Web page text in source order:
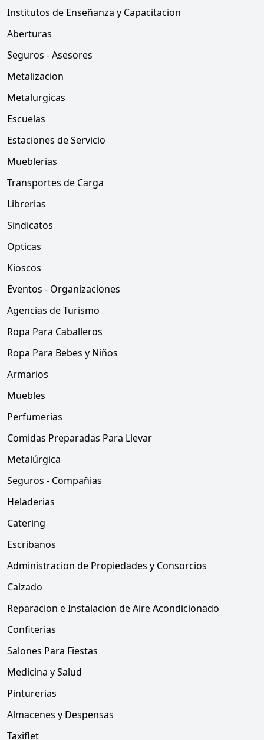
Institutos de Enseñanza y Capacitacion
Aberturas
Seguros - Asesores
Metalizacion
Metalurgicas
Escuelas
Estaciones de Servicio
Mueblerias
Transportes de Carga
Librerias
Sindicatos
Opticas
Kioscos
Eventos - Organizaciones
Agencias de Turismo
Ropa Para Caballeros
Ropa Para Bebes y Niños
Armarios
Muebles
Perfumerias
Comidas Preparadas Para Llevar
Metalúrgica
Seguros - Compañias
Heladerias
Catering
Escribanos
Administracion de Propiedades y Consorcios
Calzado
Reparacion e Instalacion de Aire Acondicionado
Confiterias
Salones Para Fiestas
Medicina y Salud
Pinturerias
Almacenes y Despensas
Taxiflet